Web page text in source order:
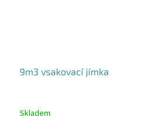
9m3 vsakovací jímka
Skladem